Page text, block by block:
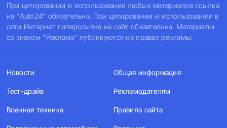
При цитировании и использовании любых материалов ссылка
на "Auto24" обязательна. При цитировании и использовании в
сети Интернет гиперссылка на сайт обязательна. Материалы
со знаком "Реклама" публикуются на правах рекламы.
Новости
Тест-драйв
Военная техника
Общая информация
Рекламодателям
Правила сайта